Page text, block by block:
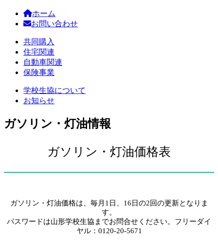
ホーム
お問い合わせ
共同購入
住宅関連
自動車関連
保険事業
学校生協について
お知らせ
ガソリン・灯油情報
ガソリン・灯油価格表
ガソリン・灯油価格は、毎月1日、16日の2回の更新となりま
す。
パスワードは山形学校生協までお問合せください。フリーダイ
ヤル：0120-20-5671